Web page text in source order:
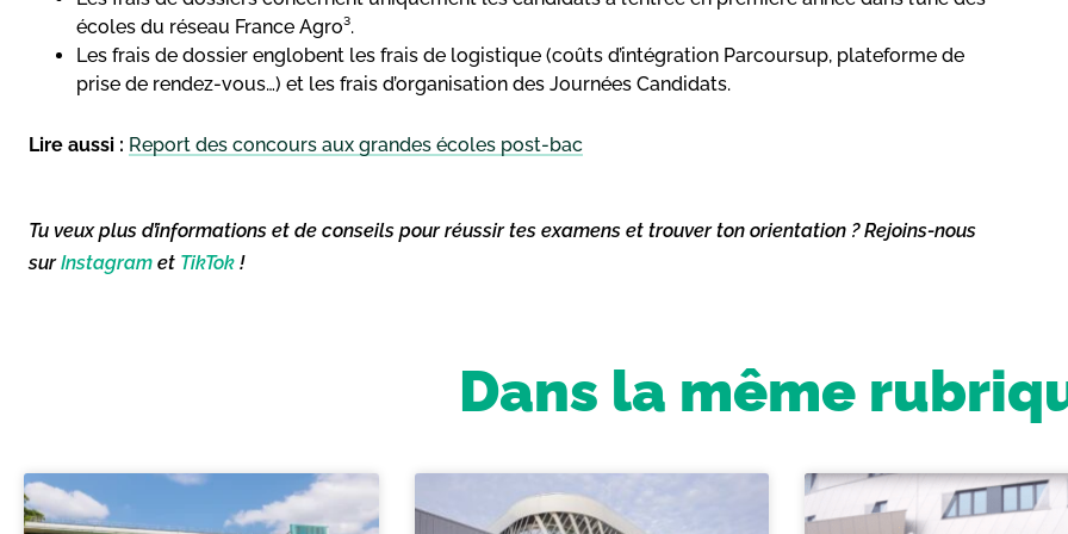
écoles du réseau France Agro³.
Les frais de dossier englobent les frais de logistique (coûts d’intégration Parcoursup, plateforme de
prise de rendez-vous…) et les frais d’organisation des Journées Candidats.
Lire aussi : Report des concours aux grandes écoles post-bac
Tu veux plus d’informations et de conseils pour réussir tes examens et trouver ton orientation ? Rejoins-nous
surInstagram et TikTok !
Dans la même